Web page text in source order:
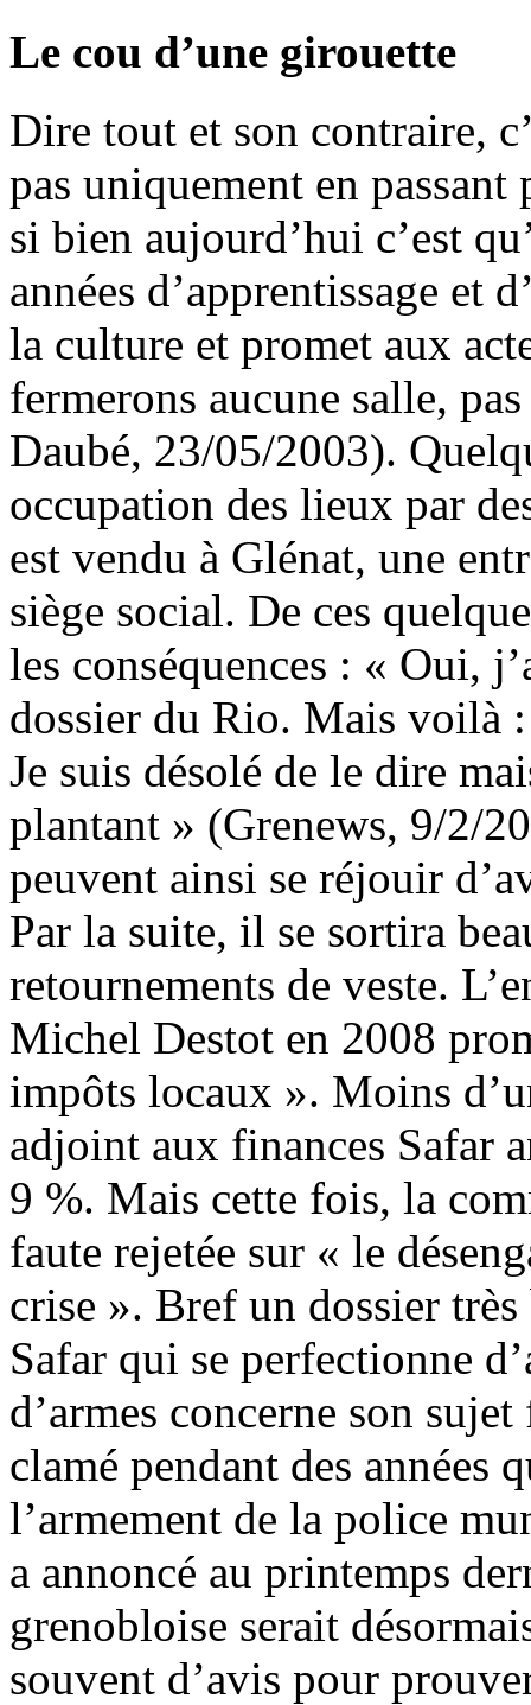
Le cou d’une girouette
Dire tout et son contraire,
pas uniquement en
si bien aujourd’hui c’est
années d’apprentissage et
la culture et promet aux
fermerons aucune salle,
Daubé, 23/05/2003).
occupation des lieux par
est vendu à Glénat, une
siège social. De ces
les conséquences : « Oui,
dossier du Rio. Mais voilà
Je suis désolé de le dire
plantant » (Grenews, 9/2/
peuvent ainsi se réjouir
Par la suite, il se sortira
retournements de veste.
Michel Destot en 2008
impôts locaux ». Moins
adjoint aux finances Safar
9 %. Mais cette fois, la
faute rejetée sur « le
crise ». Bref un dossier
Safar qui se perfectionne
d’armes concerne son
clamé pendant des années
l’armement de la police
a annoncé au printemps
grenobloise serait
souvent d’avis pour